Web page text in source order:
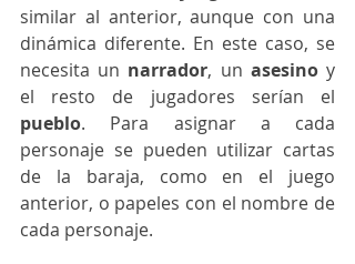
similar al anterior, aunque con una
dinámica diferente. En este caso, se
necesita un narrador, un asesino y
pueblo. Para asignar a cada
personaje se pueden utilizar cartas
de la baraja, como en el juego
anterior, o papeles con el nombre de
cada personaje.